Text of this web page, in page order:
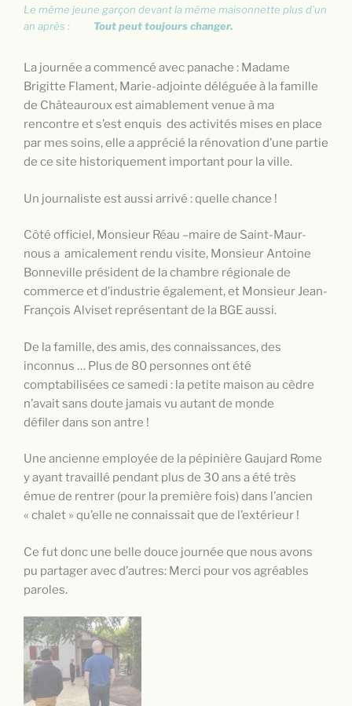
Le même jeune garçon devant la même maisonnette plus d’un
an après : Tout peut toujours changer.
La journée a commencé avec panache : Madame
Brigitte Flament, Marie-adjointe déléguée à la famille
de Châteauroux est aimablement venue à ma
rencontre et s’est enquis des activités mises en place
par mes soins, elle a apprécié la rénovation d’une partie
de ce site historiquement important pour la ville.
Un journaliste est aussi arrivé : quelle chance !
Côté officiel, Monsieur Réau –maire de Saint-Maur-
nous a amicalement rendu visite, Monsieur Antoine
Bonneville président de la chambre régionale de
commerce et d’industrie également, et Monsieur Jean-
François Alviset représentant de la BGE aussi.
De la famille, des amis, des connaissances, des
inconnus … Plus de 80 personnes ont été
comptabilisées ce samedi : la petite maison au cèdre
n’avait sans doute jamais vu autant de monde
défiler dans son antre !
Une ancienne employée de la pépinière Gaujard Rome
y ayant travaillé pendant plus de 30 ans a été très
émue de rentrer (pour la première fois) dans l’ancien
« chalet » qu’elle ne connaissait que de l’extérieur !
Ce fut donc une belle douce journée que nous avons
pu partager avec d’autres: Merci pour vos agréables
paroles.